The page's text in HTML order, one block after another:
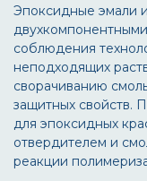
Эпоксидные эмали
соблюдения
неподходящих
сворачиванию
защитных свойств.
для эпоксидных
отвердителем и
реакции